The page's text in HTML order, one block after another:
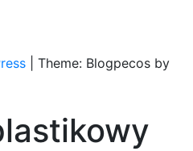
Theme: Blogpecos by